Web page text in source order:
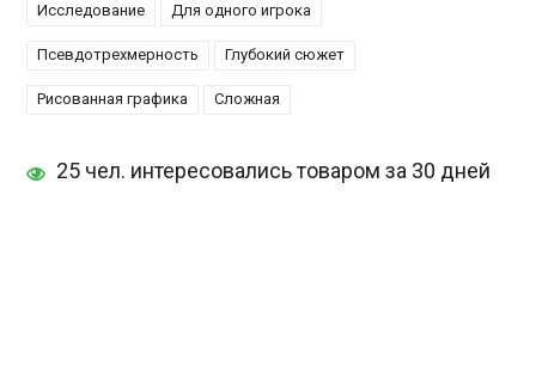
Исследование Для одного игрока
Псевдотрехмерность Глубокий сюжет
Рисованная графика Сложная
25 чел. интересовались товаром за 30 дней